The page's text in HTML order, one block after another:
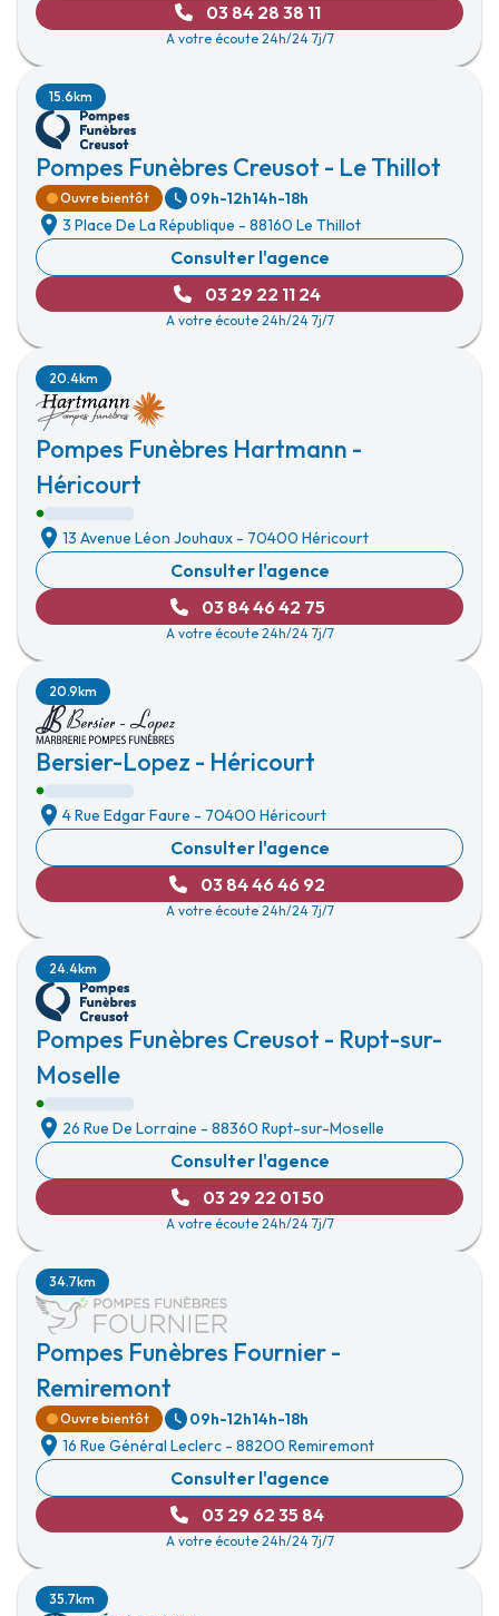
03 84 28 38 11
A votre écoute 24h/24 7j/7
Pompes Funèbres Creusot - Le Thillot
15.6km
Ouvre bientôt 09h-12h14h-18h
3 Place De La République - 88160 Le Thillot
Consulter l'agence
03 29 22 11 24
A votre écoute 24h/24 7j/7
Pompes Funèbres Hartmann -
Héricourt
20.4km
13 Avenue Léon Jouhaux - 70400 Héricourt
Consulter l'agence
03 84 46 42 75
A votre écoute 24h/24 7j/7
Bersier-Lopez - Héricourt
20.9km
4 Rue Edgar Faure - 70400 Héricourt
Consulter l'agence
03 84 46 46 92
A votre écoute 24h/24 7j/7
Pompes Funèbres Creusot - Rupt-sur-
Moselle
24.4km
26 Rue De Lorraine - 88360 Rupt-sur-Moselle
Consulter l'agence
03 29 22 01 50
A votre écoute 24h/24 7j/7
Pompes Funèbres Fournier -
Remiremont
34.7km
Ouvre bientôt 09h-12h14h-18h
16 Rue Général Leclerc - 88200 Remiremont
Consulter l'agence
03 29 62 35 84
A votre écoute 24h/24 7j/7
35.7km